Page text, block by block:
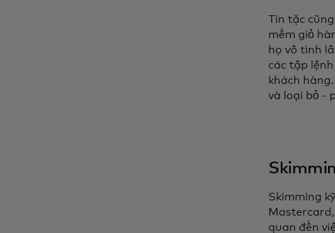
Tin tặc
mềm giỏ
họ vô tình
các tập
khách
và loại bỏ -
Skimming
quan đến